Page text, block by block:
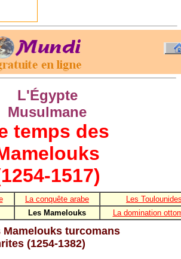
L'Égypte
Musulmane
temps des
1517)
La conquête arabe
Les
Les Mamelouks La domination
Mamelouks turcomans
(1254-1382)